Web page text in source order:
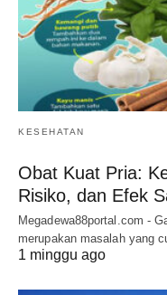
KESEHATAN
Obat Kuat Pria:
Risiko, dan Efek
Megadewa88portal.com -
merupakan masalah yang
1 minggu ago